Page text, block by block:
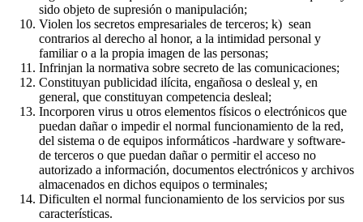
sido objeto de supresión o manipulación;
Violen los secretos empresariales de terceros; k) sean
contrarios al derecho al honor, a la intimidad personal y
familiar o a la propia imagen de las personas;
Infrinjan la normativa sobre secreto de las comunicaciones;
Constituyan publicidad ilícita, engañosa o desleal y, en
general, que constituyan competencia desleal;
Incorporen virus u otros elementos físicos o electrónicos que
puedan dañar o impedir el normal funcionamiento de la red,
del sistema o de equipos informáticos -hardware y software-
de terceros o que puedan dañar o permitir el acceso no
autorizado a información, documentos electrónicos y archivos
almacenados en dichos equipos o terminales;
Dificulten el normal funcionamiento de los servicios por sus
características.